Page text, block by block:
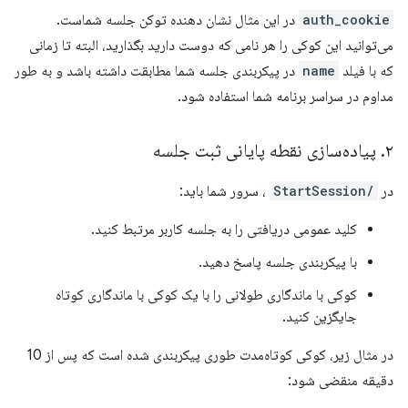
auth_cookie در این مثال نشان دهنده توکن جلسه شماست.
می‌توانید این کوکی را هر نامی که دوست دارید بگذارید، البته تا زمانی
که با فیلد name در پیکربندی جلسه شما مطابقت داشته باشد و به طور
مداوم در سراسر برنامه شما استفاده شود.
۲. پیاده‌سازی نقطه پایانی ثبت جلسه
در /StartSession ، سرور شما باید:
کلید عمومی دریافتی را به جلسه کاربر مرتبط کنید.
با پیکربندی جلسه پاسخ دهید.
کوکی با ماندگاری طولانی را با یک کوکی با ماندگاری کوتاه
جایگزین کنید.
در مثال زیر، کوکی کوتاه‌مدت طوری پیکربندی شده است که پس از 10
دقیقه منقضی شود: